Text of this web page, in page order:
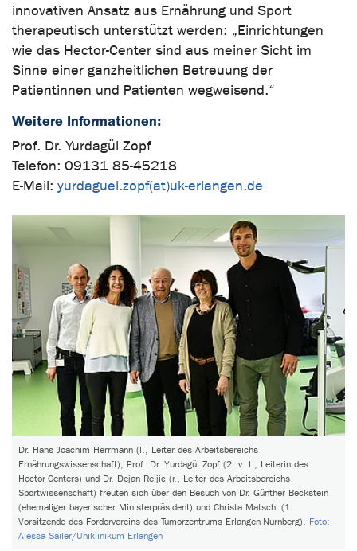
innovativen Ansatz aus Ernährung und Sport
therapeutisch unterstützt werden: „Einrichtungen
wie das Hector-Center sind aus meiner Sicht im
Sinne einer ganzheitlichen Betreuung der
Patientinnen und Patienten wegweisend.“
Weitere Informationen:
Prof. Dr. Yurdagül Zopf
Telefon: 09131 85-45218
E-Mail: yurdaguel.zopf(at)uk-erlangen.de
Dr. Hans Joachim Herrmann (l., Leiter des Arbeitsbereichs
Ernährungswissenschaft), Prof. Dr. Yurdagül Zopf (2. v. l., Leiterin des
Hector-Centers) und Dr. Dejan Reljic (r., Leiter des Arbeitsbereichs
Sportwissenschaft) freuten sich über den Besuch von Dr. Günther Beckstein
(ehemaliger bayerischer Ministerpräsident) und Christa Matschl (1.
Vorsitzende des Fördervereins des Tumorzentrums Erlangen-Nürnberg). Foto:
Alessa Sailer/Uniklinikum Erlangen